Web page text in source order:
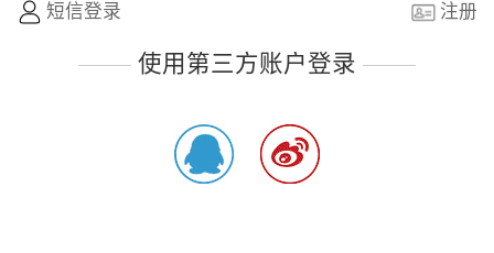
短信登录 注册
使用第三方账户登录